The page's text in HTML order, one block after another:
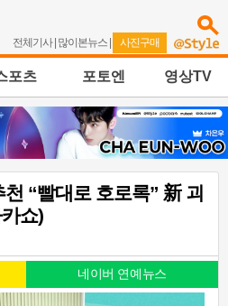
전체기사| 많이본뉴스 | 사진구매
포츠 포토엔 영상TV
“빨대로 호로록” 新 괴
쇼)
네이버 연예뉴스